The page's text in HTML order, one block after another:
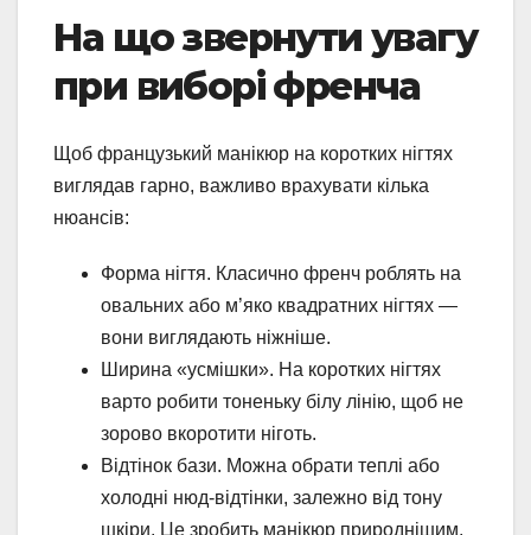
На що звернути увагу
при виборі френча
Щоб французький манікюр на коротких нігтях
виглядав гарно, важливо врахувати кілька
нюансів:
Форма нігтя. Класично френч роблять на
овальних або м’яко квадратних нігтях —
вони виглядають ніжніше.
Ширина «усмішки». На коротких нігтях
варто робити тоненьку білу лінію, щоб не
зорово вкоротити ніготь.
Відтінок бази. Можна обрати теплі або
холодні нюд-відтінки, залежно від тону
шкіри. Це зробить манікюр природнішим.